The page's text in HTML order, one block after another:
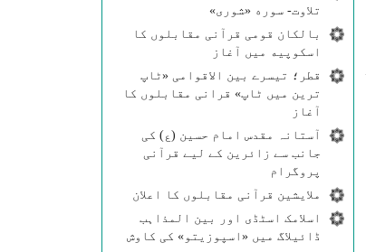
تلاوت- سوره‌‌ «شوری»
بالکان قومی قرآنی مقابلوں کا
اسکوپیه میں آغاز
قطر؛ تیسرے بین الاقوامی «ٹاپ
ترین میں ٹاپ» قرانی مقابلوں کا
آغاز
آستانہ مقدس امام حسین (ع) کی
جانب سے زائرین کے لیے قرآنی
پروگرام
ملایشین قرآنی مقابلوں کا اعلان
اسلامک اسٹڈی اور بین المذاہب
ڈائیلاگ میں «اسپوزیتو» کی کاوش